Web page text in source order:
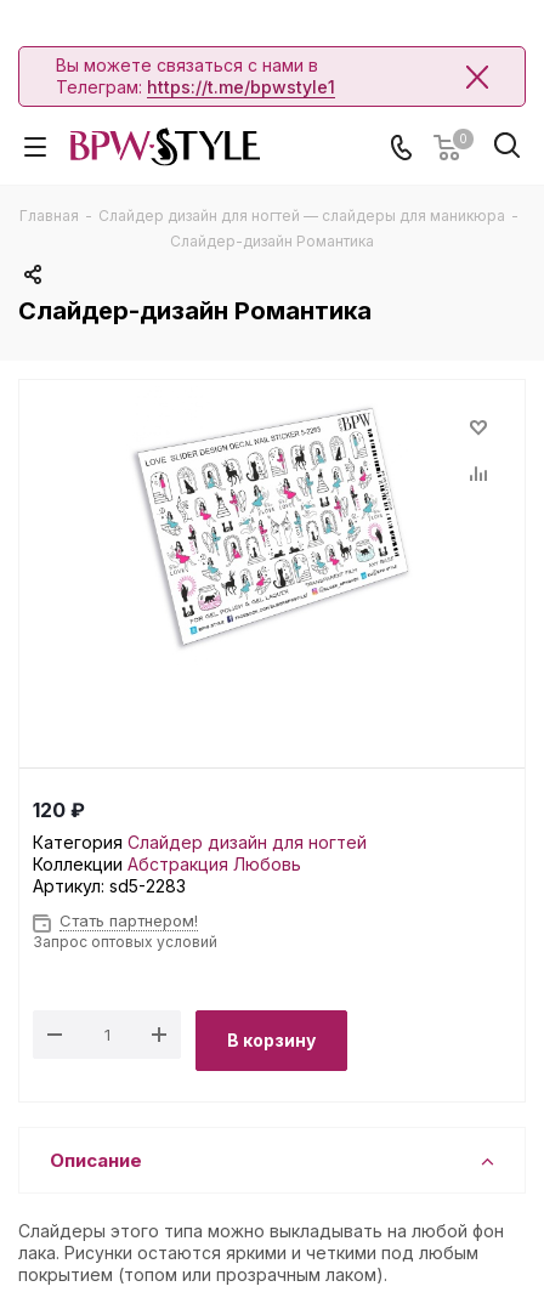
Вы можете связаться с нами в
Телеграм: https://t.me/bpwstyle1
0
Главная - Слайдер дизайн для ногтей — слайдеры для маникюра -
Слайдер-дизайн Романтика
Слайдер-дизайн Романтика
120 ₽
Категория Слайдер дизайн для ногтей
Коллекции Абстракция Любовь
Артикул: sd5-2283
Стать партнером!
Запрос оптовых условий
В корзину
Описание
Слайдеры этого типа можно выкладывать на любой фон
лака. Рисунки остаются яркими и четкими под любым
покрытием (топом или прозрачным лаком).